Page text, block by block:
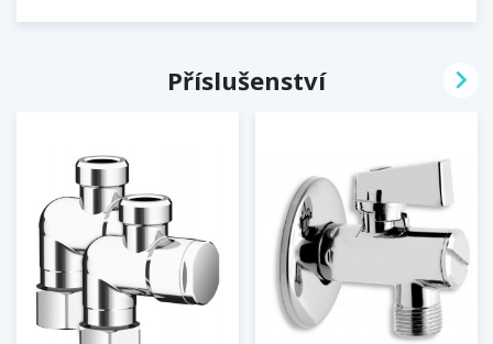
Příslušenství 